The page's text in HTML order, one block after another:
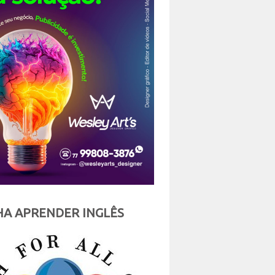
APRENDER INGLÊS